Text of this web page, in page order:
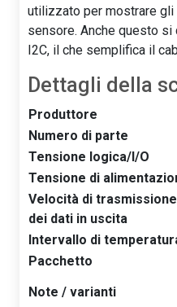
utilizzato per mostrare
sensore. Anche questo
I2C, il che semplifica il
Dettagli della
Produttore
Numero di parte
Tensione logica/I/O
Tensione di
Velocità di trasmissione
dei dati in uscita
Intervallo di
Pacchetto
Note / varianti